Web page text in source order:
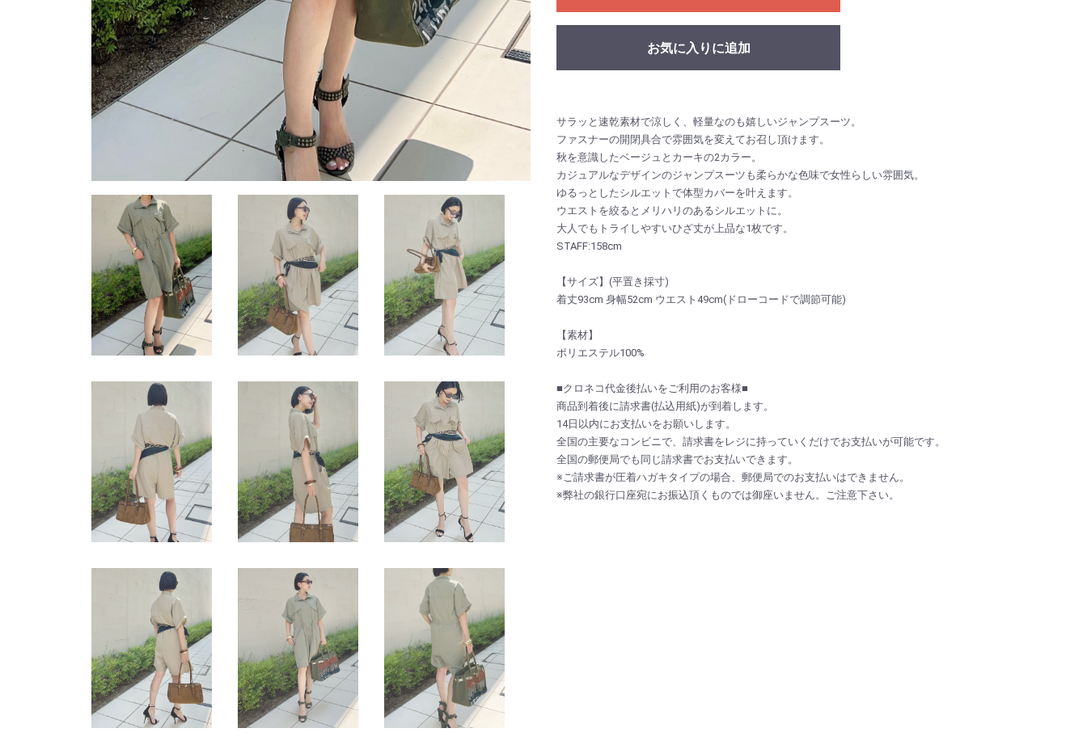
お気に入りに追加
サラッと速乾素材で涼しく、軽量なのも嬉しいジャンプスーツ。
ファスナーの開閉具合で雰囲気を変えてお召し頂けます。
秋を意識したベージュとカーキの2カラー。
カジュアルなデザインのジャンプスーツも柔らかな色味で女性らしい雰囲気。
ゆるっとしたシルエットで体型カバーを叶えます。
ウエストを絞るとメリハリのあるシルエットに。
大人でもトライしやすいひざ丈が上品な1枚です。
STAFF:158cm
【サイズ】(平置き採寸)
着丈93cm 身幅52cm ウエスト49cm(ドローコードで調節可能)
【素材】
ポリエステル100%
■クロネコ代金後払いをご利用のお客様■
商品到着後に請求書(払込用紙)が到着します。
14日以内にお支払いをお願いします。
全国の主要なコンビニで、請求書をレジに持っていくだけでお支払いが可能です。
全国の郵便局でも同じ請求書でお支払いできます。
※ご請求書が圧着ハガキタイプの場合、郵便局でのお支払いはできません。
※弊社の銀行口座宛にお振込頂くものでは御座いません。ご注意下さい。